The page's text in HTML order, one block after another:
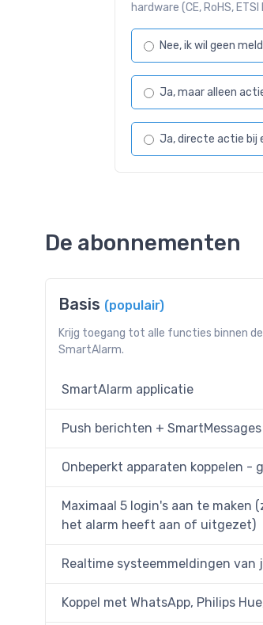
hardware (CE, RoHS,
Nee, ik wil geen
Ja, maar alleen
Ja, directe actie bij
De abonnementen
Basis (populair)
Krijg toegang tot alle functies binnen
SmartAlarm.
SmartAlarm applicatie
Push berichten +
Onbeperkt apparaten koppelen -
Maximaal 5 login's aan te maken
het alarm heeft aan of uitgezet)
Realtime systeemmeldingen van
Koppel met WhatsApp, Philips